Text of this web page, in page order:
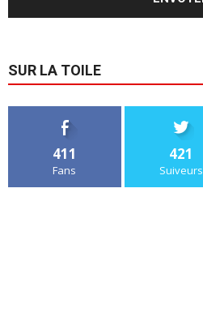
SUR LA TOILE
411
Fans
421
Suiveurs